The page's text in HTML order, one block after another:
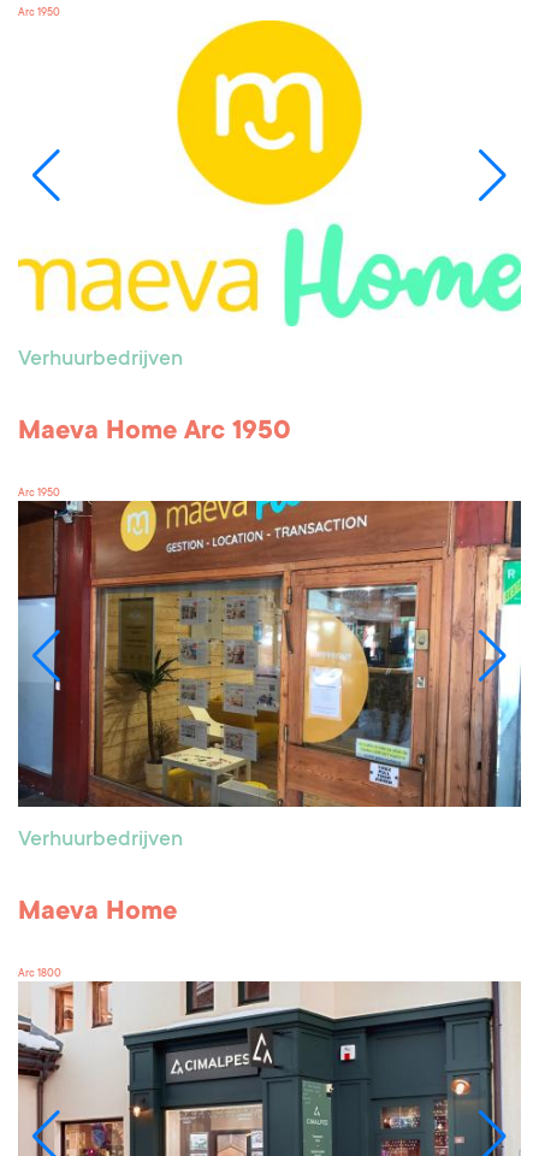
Arc 1950
Verhuurbedrijven
Maeva Home Arc 1950
Arc 1950
Verhuurbedrijven
Maeva Home
Arc 1800